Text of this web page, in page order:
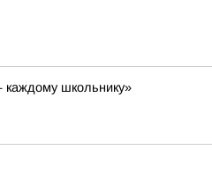
школьнику»